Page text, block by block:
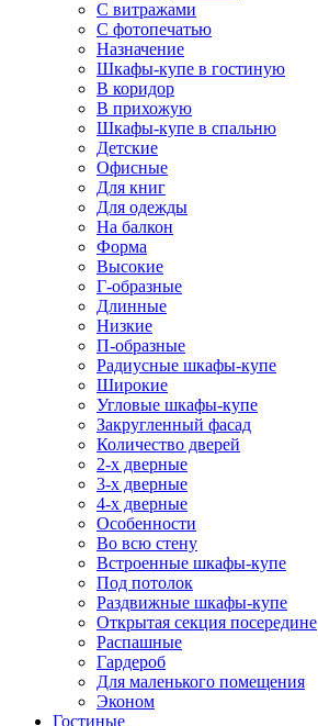
С витражами
С фотопечатью
Назначение
Шкафы-купе в гостиную
В коридор
В прихожую
Шкафы-купе в спальню
Детские
Офисные
Для книг
Для одежды
На балкон
Форма
Высокие
Г-образные
Длинные
Низкие
П-образные
Радиусные шкафы-купе
Широкие
Угловые шкафы-купе
Закругленный фасад
Количество дверей
2-х дверные
3-х дверные
4-х дверные
Особенности
Во всю стену
Встроенные шкафы-купе
Под потолок
Раздвижные шкафы-купе
Открытая секция посередине
Распашные
Гардероб
Для маленького помещения
Эконом
Гостиные